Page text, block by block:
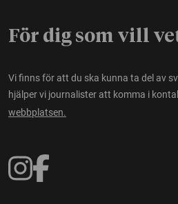
För dig som vill
Vi finns för att du ska kunna ta del av
hjälper vi journalister att komma i
webbplatsen.